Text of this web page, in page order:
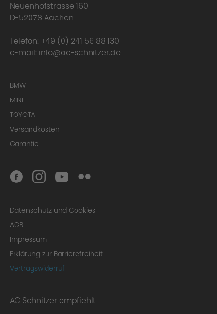
Neuenhofstrasse 160
D-52078 Aachen
Telefon: +49 (0) 241 56 88 130
e-mail: info@ac-schnitzer.de
BMW
MINI
TOYOTA
Versandkosten
Garantie
Datenschutz und Cookies
AGB
Impressum
Erklärung zur Barrierefreiheit
Vertragswiderruf
AC Schnitzer empfiehlt